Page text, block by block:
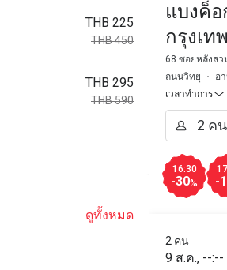
THB 225
THB 450
THB 295
THB 590
ดูทั้งหมด
J
แบงค็อ
กรุงเท
@
68 ซอยหลังสว
ถนนวิทยุ
อ
เวลาทำการ
16:30
-30% -
2 คน
9 ส.ค., --:--